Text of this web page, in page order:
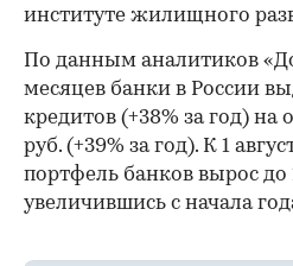
институте жилищного
По данным аналитиков
месяцев банки в России
кредитов (+38% за год)
руб. (+39% за год). К 1
портфель банков вырос до
увеличившись с начала